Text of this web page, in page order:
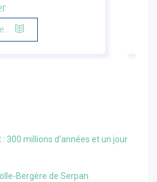
: 300 millions d'années et un jour
Bergère de Serpan